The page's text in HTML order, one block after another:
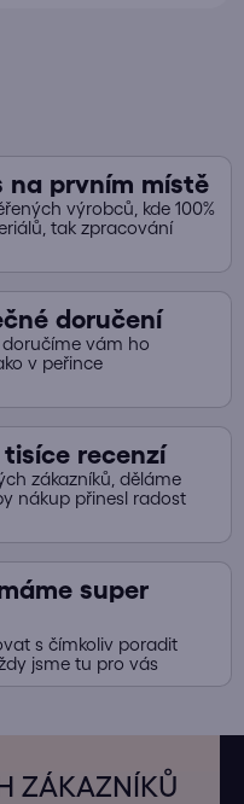
na prvním místě
výrobců, kde 100%
tak zpracování
doručení
vám ho
v peřince
recenzí
zákazníků, děláme
nákup přinesl radost
super
s čímkoliv poradit
jsme tu pro vás
ZÁKAZNÍKŮ